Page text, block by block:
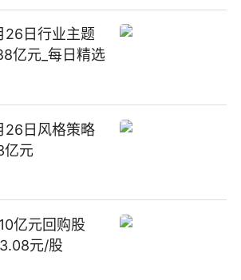
26日行业主题
亿元_每日精选
26日风格策略
亿元
亿元回购股
元/股